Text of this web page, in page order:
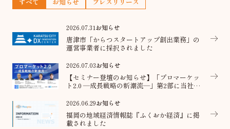
すべて お知らせ プレスリリース
2026.07.31お知らせ
唐津市「からつスタートアップ創出業務」の
運営事業者に採択されました
2026.07.03お知らせ
【セミナー登壇のお知らせ】「プロマーケッ
ト2.0 ―成長戦略の新潮流―」第2部に当社代
2026.06.29お知らせ
福岡の地域経済情報誌『ふくおか経済』に掲
載されました